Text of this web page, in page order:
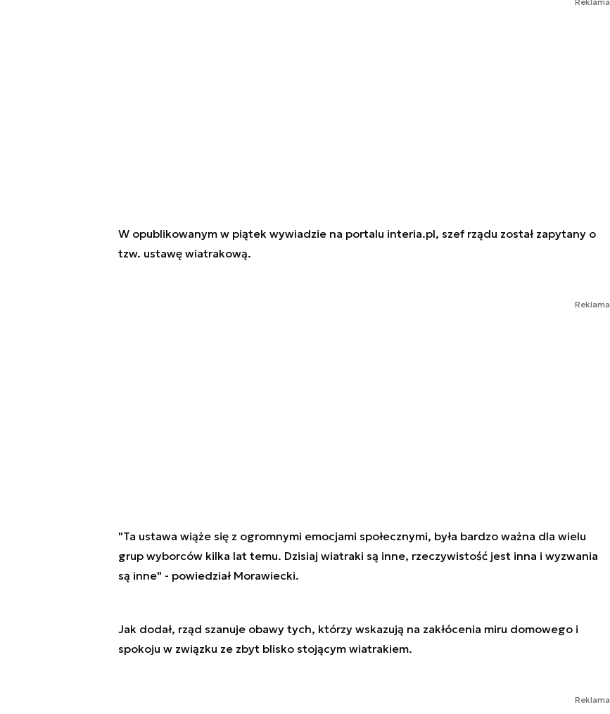
W opublikowanym w piątek wywiadzie na portalu interia.pl, szef rządu został zapytany o
tzw. ustawę wiatrakową.
Reklama
"Ta ustawa wiąże się z ogromnymi emocjami społecznymi, była bardzo ważna dla wielu
grup wyborców kilka lat temu. Dzisiaj wiatraki są inne, rzeczywistość jest inna i wyzwania
są inne" - powiedział Morawiecki.
Jak dodał, rząd szanuje obawy tych, którzy wskazują na zakłócenia miru domowego i
spokoju w związku ze zbyt blisko stojącym wiatrakiem.
Reklama